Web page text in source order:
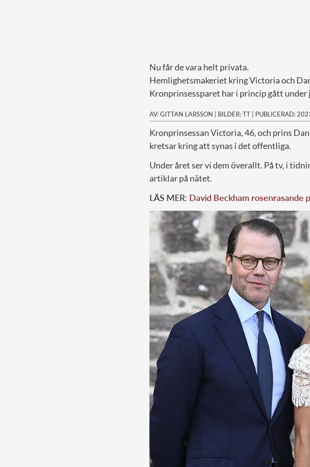
Nu får de vara helt privata.
Hemlighetsmakeriet kring Victoria och
Kronprinsessparet har i princip gått under
AV: GITTAN LARSSON | BILDER: TT | PUBLICERAD:
Kronprinsessan Victoria, 46, och prins
kretsar kring att synas i det offentliga.
Under året ser vi dem överallt. På tv, i
artiklar på nätet.
LÄS MER: David Beckham rosenrasande